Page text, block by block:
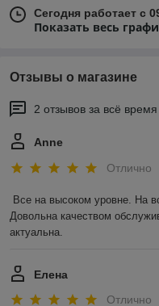
Сегодня работает с
Показать весь
Отзывы о магазине
2 отзывов за всё время
Anne
Отлично
Все на высоком уровне. На
Довольна качеством
актуальна.
Елена
Отлично